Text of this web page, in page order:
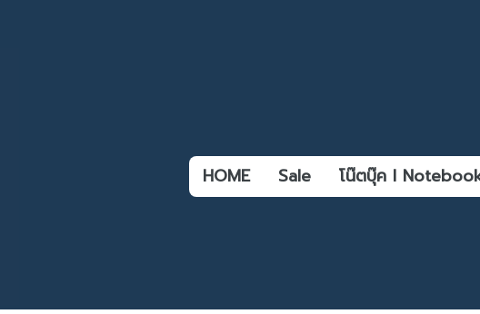
HOME Sale โน๊ตบุ๊ค l